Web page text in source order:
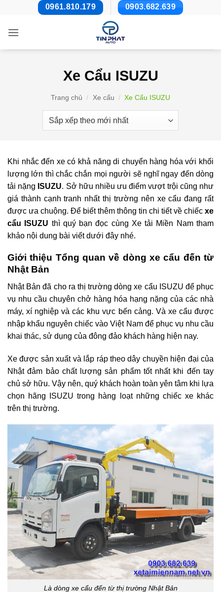
nội
0961.810.179 0903.682.639
Xe Cẩu ISUZU
Trang chủ / Xe cẩu / Xe Cẩu ISUZU
Khi nhắc đến xe có khả năng di chuyển hàng hóa với khối
lượng lớn thì chắc chắn mọi người sẽ nghĩ ngay đến dòng
tải nặng ISUZU. Sở hữu nhiều ưu điểm vượt trội cũng như
giá thành cạnh tranh nhất thị trường nên xe cẩu đang rất
được ưa chuộng. Để biết thêm thông tin chi tiết về chiếc xe
cẩu ISUZU thì quý bạn đọc cùng Xe tải Miền Namtham
khảo nội dung bài viết dưới đây nhé.
Giới thiệu Tổng quan về dòng xe cẩu đến từ
Nhật Bản
Nhật Bản đã cho ra thị trường dòng xe cẩu ISUZU để phục
vụ nhu cầu chuyên chở hàng hóa hạng nặng của các nhà
máy, xí nghiệp và các khu vực bến cảng. Và xe cẩu được
nhập khẩu nguyên chiếc vào Việt Nam để phục vụ nhu cầu
khai thác, sử dụng của đông đảo khách hàng hiện nay.
Xe được sản xuất và lắp ráp theo dây chuyền hiện đại của
Nhật đảm bảo chất lượng sản phẩm tốt nhất khi đến tay
chủ sở hữu. Vậy nên, quý khách hoàn toàn yên tâm khi lựa
chọn hãng ISUZU trong hàng loạt những chiếc xe khác
trên thị trường.
Là dòng xe cẩu đến từ thị trường Nhật Bản